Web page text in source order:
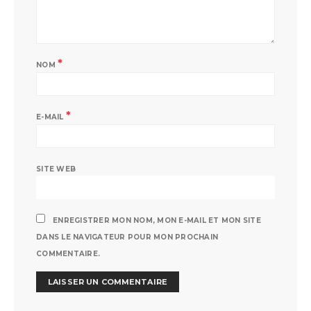
NOM *
E-MAIL *
SITE WEB
ENREGISTRER MON NOM, MON E-MAIL ET MON SITE
DANS LE NAVIGATEUR POUR MON PROCHAIN
COMMENTAIRE.